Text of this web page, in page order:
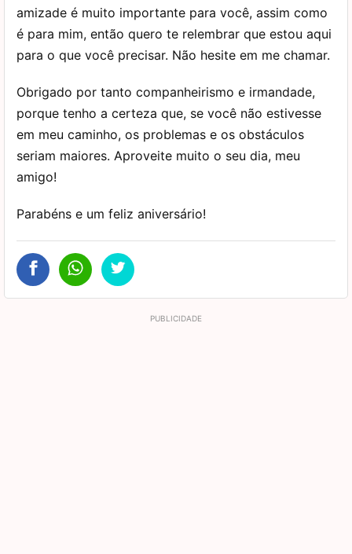
amizade é muito importante para você, assim como
é para mim, então quero te relembrar que estou aqui
para o que você precisar. Não hesite em me chamar.
Obrigado por tanto companheirismo e irmandade,
porque tenho a certeza que, se você não estivesse
em meu caminho, os problemas e os obstáculos
seriam maiores. Aproveite muito o seu dia, meu
amigo!
Parabéns e um feliz aniversário!